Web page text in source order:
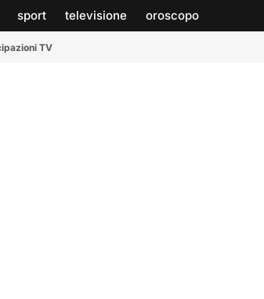
sport televisione oroscopo
TV